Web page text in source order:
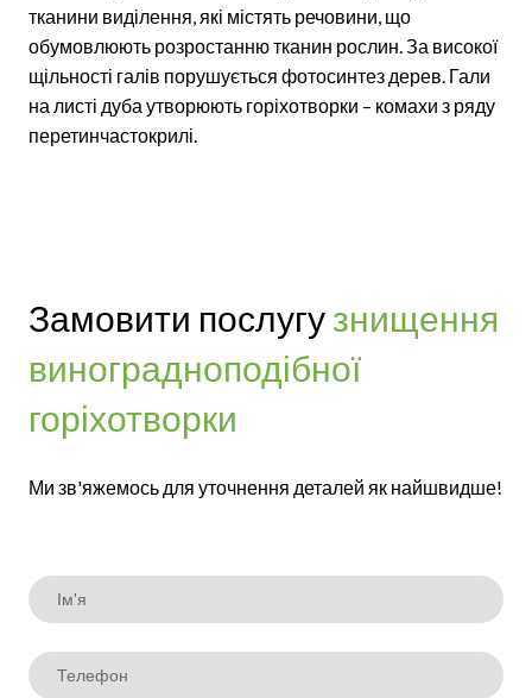
тканини виділення, які містять речовини, що
обумовлюють розростанню тканин рослин. За високої
щільності галів порушується фотосинтез дерев. Гали
на листі дуба утворюють горіхотворки – комахи з ряду
перетинчастокрилі.
Замовити послугузнищення
виноградноподібної
горіхотворки
Ми зв'яжемось для уточнення деталей як найшвидше!